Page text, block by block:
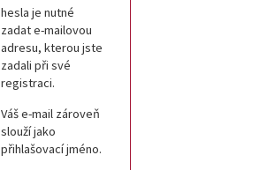
hesla je nutné
zadat e-mailovou
adresu, kterou jste
zadali při své
registraci.
Váš e-mail zároveň
slouží jako
přihlašovací jméno.